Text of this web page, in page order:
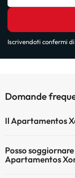
Iscrivendoti confermi
Domande
Il Apartamentos
Posso
Apartamentos